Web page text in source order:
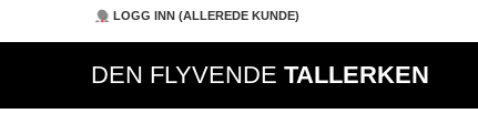
LOGG INN (ALLEREDE KUNDE)
DEN FLYVENDE TALLERKEN